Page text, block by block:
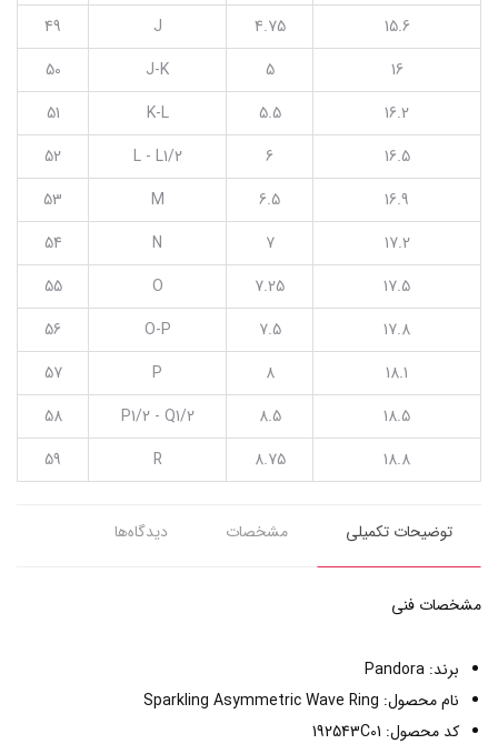
15.6
4.75
J
49
16
5
J-K
50
16.2
5.5
K-L
51
16.5
6
L - L1/2
52
16.9
6.5
M
53
17.2
7
N
54
17.5
7.25
O
55
17.8
7.5
O-P
56
18.1
8
P
57
18.5
8.5
P1/2 - Q1/2
58
18.8
8.75
R
59
توضیحات تکمیلی مشخصات دیدگاه‌ها
مشخصات فنی
برند: Pandora
نام محصول: Sparkling Asymmetric Wave Ring
کد محصول: 192543C01